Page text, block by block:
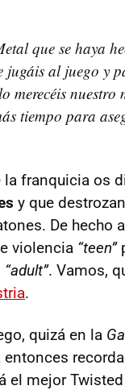
que se haya
al juego y
merecéis
tiempo para
franquicia os
y que
De hecho
violencia “teen”
“adult”. Vamos,
.
quizá en la
el mejor